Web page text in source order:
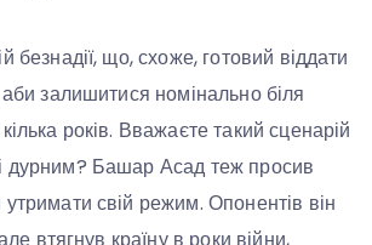
безнадії, що, схоже, готовий віддати
аби залишитися номінально біля
років. Вважаєте такий сценарій
дурним? Башар Асад теж просив
свій режим. Опонентів він
втягнув країну в роки війни,